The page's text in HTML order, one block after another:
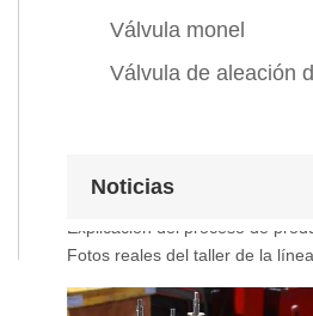
Válvula monel
Noticias
2026-07-07
Fotos reales del taller de la